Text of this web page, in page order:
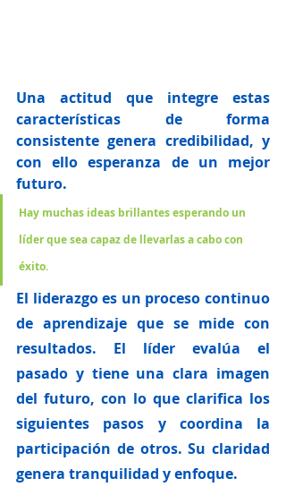
Una actitud que integre estas
características de forma
consistente genera credibilidad, y
con ello esperanza de un mejor
futuro.
Hay muchas ideas brillantes esperando un
líder que sea capaz de llevarlas a cabo con
éxito.
El liderazgo es un proceso continuo
de aprendizaje que se mide con
resultados. El líder evalúa el
pasado y tiene una clara imagen
del futuro, con lo que clarifica los
siguientes pasos y coordina la
participación de otros. Su claridad
genera tranquilidad y enfoque.